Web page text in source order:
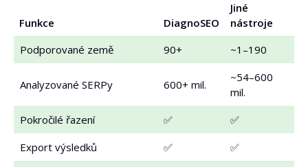
Funkce DiagnoSEO
Jiné
nástroje
Podporované země
90+ ~1–190
Analyzované SERPy 600+ mil.
~54–600
mil.
Pokročilé řazení
✅
✅
Export výsledků
✅ ✅